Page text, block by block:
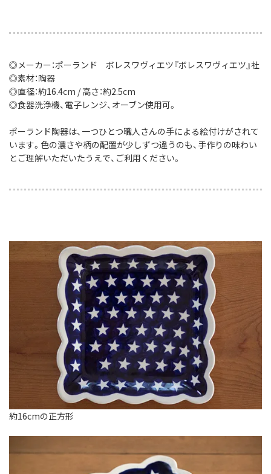
◎メーカー：ポーランド ボレスワヴィエツ『ボレスワヴィエツ』社
◎素材：陶器
◎直径：約16.4cm / 高さ：約2.5cm
◎食器洗浄機、電子レンジ、オーブン使用可。
ポーランド陶器は、一つひとつ職人さんの手による絵付けがされて
います。色の濃さや柄の配置が少しずつ違うのも、手作りの味わい
とご理解いただいたうえで、ご利用ください。
約16cmの正方形